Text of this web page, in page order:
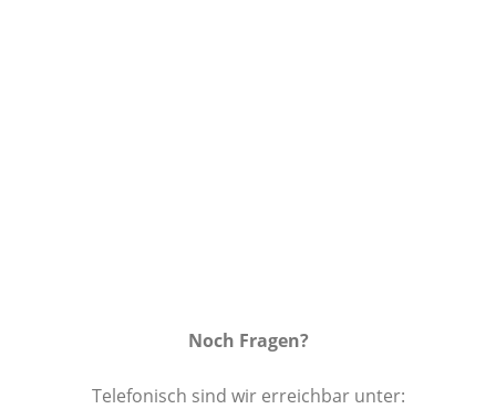
Noch Fragen?
Telefonisch sind wir erreichbar unter: